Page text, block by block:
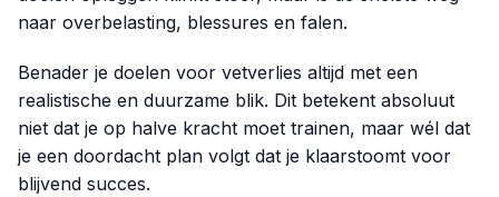
naar overbelasting, blessures en falen.
Benader je doelen voor vetverlies altijd met een
realistische en duurzame blik. Dit betekent absoluut
niet dat je op halve kracht moet trainen, maar wél dat
je een doordacht plan volgt dat je klaarstoomt voor
blijvend succes.